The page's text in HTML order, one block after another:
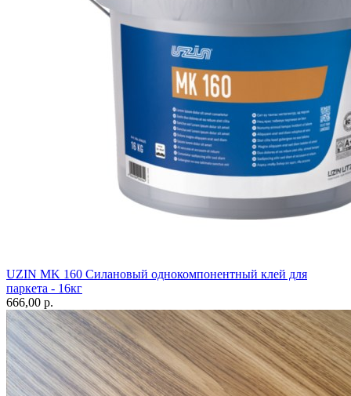
UZIN MK 160 Силановый однокомпонентный клей для
паркета - 16кг
666,00 p.